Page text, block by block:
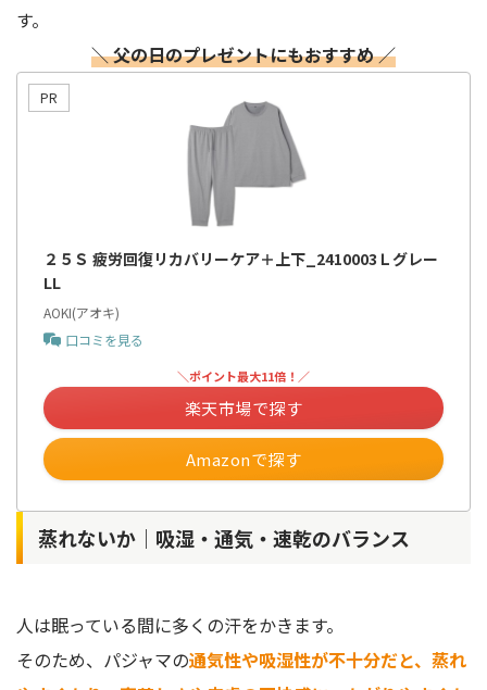
す。
＼ 父の日のプレゼントにもおすすめ ／
２５Ｓ 疲労回復リカバリーケア＋上下_2410003Ｌグレー
LL
AOKI(アオキ)
口コミを見る
Amazonで探す
＼ポイント最大11倍！／
楽天市場で探す
蒸れないか｜吸湿・通気・速乾のバランス
人は眠っている間に多くの汗をかきます。
そのため、パジャマの通気性や吸湿性が不十分だと、蒸れ